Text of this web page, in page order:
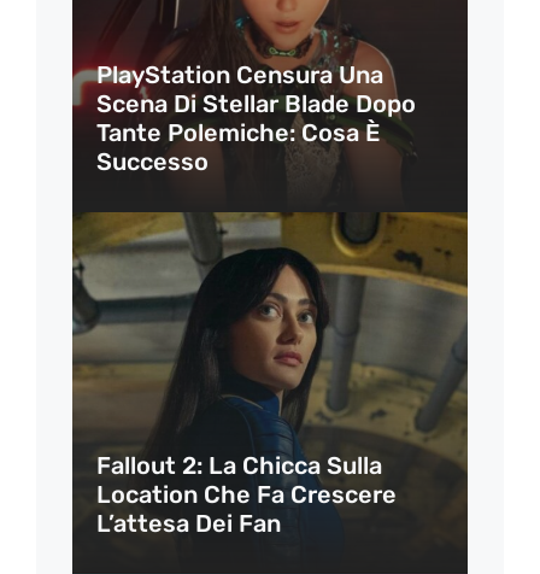
PlayStation Censura Una
Scena Di Stellar Blade Dopo
Tante Polemiche: Cosa È
Successo
Fallout 2: La Chicca Sulla
Location Che Fa Crescere
L’attesa Dei Fan